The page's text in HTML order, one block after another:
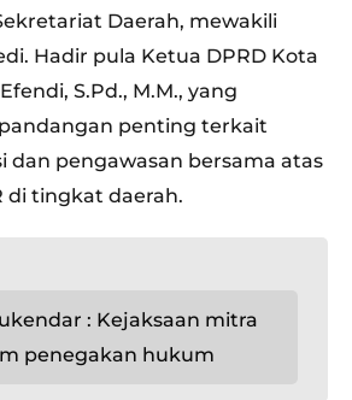
Daerah, mewakili
Hadir pula Ketua DPRD Kota
S.Pd., M.M., yang
penting terkait
dan pengawasan bersama atas
di tingkat daerah.
: Kejaksaan mitra
penegakan hukum